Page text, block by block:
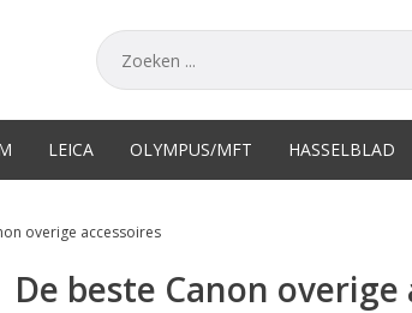
LEICA OLYMPUS/MFT HASSELBLAD
overige accessoires
De beste Canon